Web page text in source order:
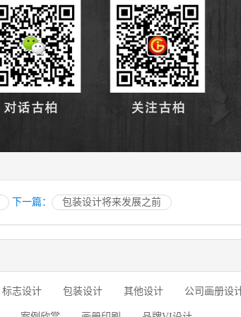
下一篇： 包装设计将来发展之前
标志设计 包装设计 其他设计 公司画册设